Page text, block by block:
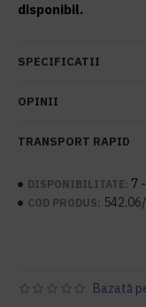
disponibil.
SPECIFICATII
OPINII
TRANSPORT RAPID
DISPONIBILITATE: 7
COD PRODUS:
Bazată